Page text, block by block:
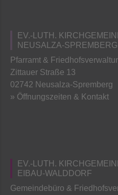
EV.-LUTH.
NEUSALZA-
Pfarramt &
Zittauer Straße 13
02742 Neusalza-Spremberg
» Öffnungszeiten & Kontakt
EV.-LUTH.
EIBAU-WALDDORF
Gemeindebüro &